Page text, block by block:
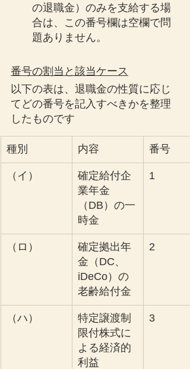
の退職金）のみを支給する場
合は、この番号欄は空欄で問
題ありません。
番号の割当と該当ケース
以下の表は、退職金の性質に応じ
てどの番号を記入すべきかを整理
したものです
種別 内容 番号
（イ）
確定給付企
業年金
（DB）の一
時金
1
（ロ）
確定拠出年
金（DC、
iDeCo）の
老齢給付金
2
（ハ）
特定譲渡制
限付株式に
よる経済的
利益
3